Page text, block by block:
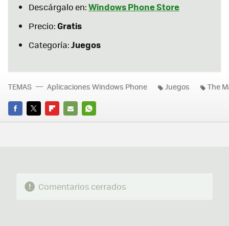
Descárgalo en:Windows Phone Store
Precio:Gratis
Categoría:Juegos
FACEBOOK
TWITTERFLIPBOARD
E-
WHATSAPP
TEMAS Aplicaciones Windows Phone Juegos The
Comentarios cerrados